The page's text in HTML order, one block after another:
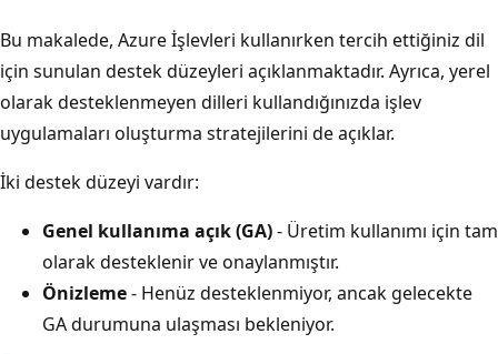
Bu makalede, Azure İşlevleri kullanırken tercih ettiğiniz dil
için sunulan destek düzeyleri açıklanmaktadır. Ayrıca, yerel
olarak desteklenmeyen dilleri kullandığınızda işlev
uygulamaları oluşturma stratejilerini de açıklar.
İki destek düzeyi vardır:
Genel kullanıma açık (GA)- Üretim kullanımı için tam
olarak desteklenir ve onaylanmıştır.
Önizleme- Henüz desteklenmiyor, ancak gelecekte
GA durumuna ulaşması bekleniyor.